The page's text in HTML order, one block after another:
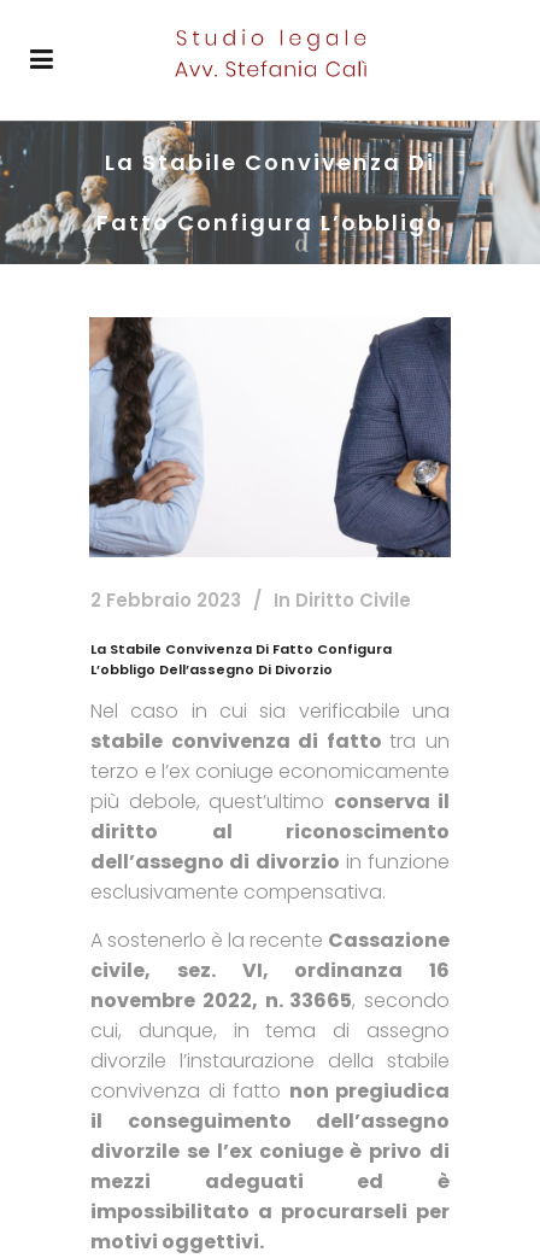
La Stabile Convivenza Di
Fatto Configura L’obbligo
2 Febbraio 2023 In Diritto Civile
La Stabile Convivenza Di Fatto Configura
L’obbligo Dell’assegno Di Divorzio
Nel caso in cui sia verificabile una
stabile convivenza di fattotra un
terzo e l’ex coniuge economicamente
più debole, quest’ultimo conserva il
diritto al riconoscimento
dell’assegno di divorzio in funzione
esclusivamente compensativa.
A sostenerlo è la recente Cassazione
civile, sez. VI, ordinanza 16
novembre 2022, n. 33665, secondo
cui, dunque, in tema di assegno
divorzile l’instaurazione della stabile
convivenza di fatto non pregiudica
il conseguimento dell’assegno
divorzile se l’ex coniuge è privo di
mezzi adeguati ed è
impossibilitato a procurarseli per
motivi oggettivi.